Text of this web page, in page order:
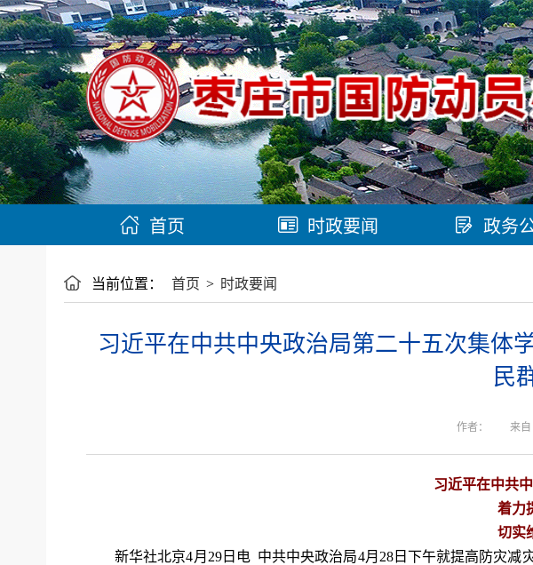
首页 时政要闻 政务
当前位置： 首页 > 时政要闻
习近平在中共中央政治局第二十五次集体
民
作者： 来自
习近平在中共
着力
切实
新华社北京4月29日电 中共中央政治局4月28日下午就提高防灾